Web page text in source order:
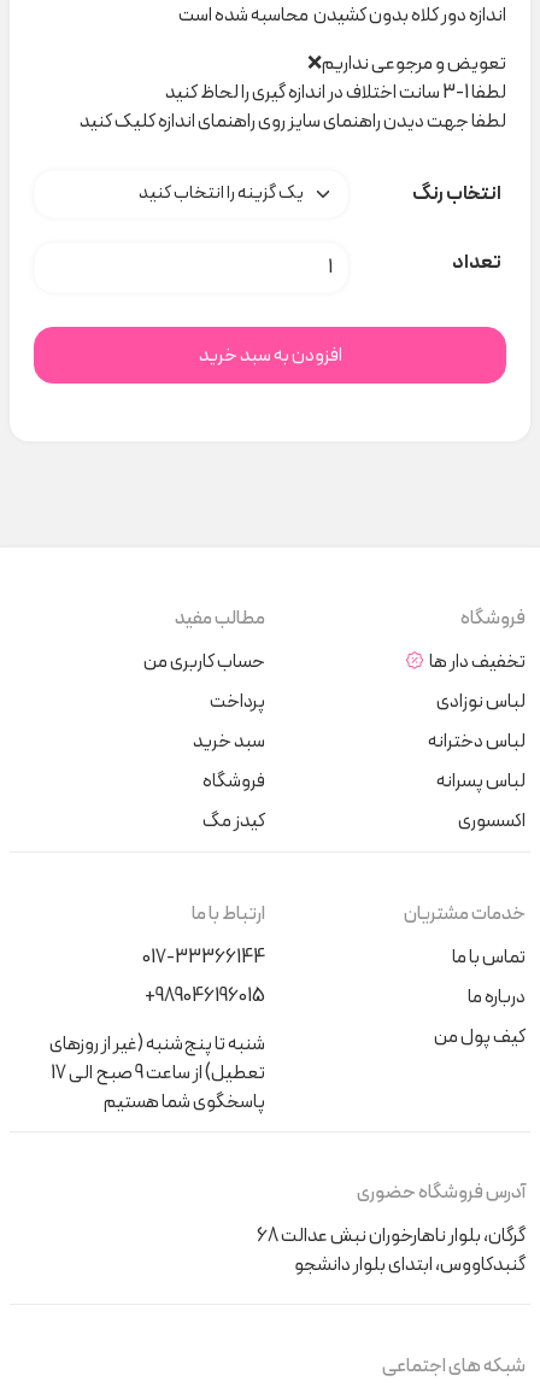
اندازه دور کلاه بدون کشیدن محاسبه شده است
تعویض و مرجوعی نداریم❌
لطفا 1-3 سانت اختلاف در اندازه گیری را لحاظ کنید
لطفا جهت دیدن راهنمای سایز روی راهنمای اندازه کلیک کنید
انتخاب رنگ
تعداد کلاه نخی کوالا کد A000113 عدد
افزودن به سبد خرید
فروشگاه
تخفیف دار ها
لباس نوزادی
لباس دخترانه
لباس پسرانه
اکسسوری
مطالب مفید
حساب کاربری من
پرداخت
سبد خرید
فروشگاه
کیدز مگ
خدمات مشتریان
تماس با ما
درباره ما
کیف پول من
ارتباط با ما
017-33366144
+989046196015
شنبه تا پنج‌شنبه (غیر از روزهای
تعطیل) از ساعت 9 صبح الی 17
پاسخگوی شما هستیم
آدرس فروشگاه حضوری
گرگان، بلوار ناهارخوران نبش عدالت 68
گنبدکاووس، ابتدای بلوار دانشجو
شبکه های اجتماعی